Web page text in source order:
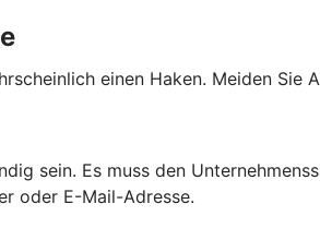
einen Haken. Meiden
sein. Es muss den
oder E-Mail-Adresse.